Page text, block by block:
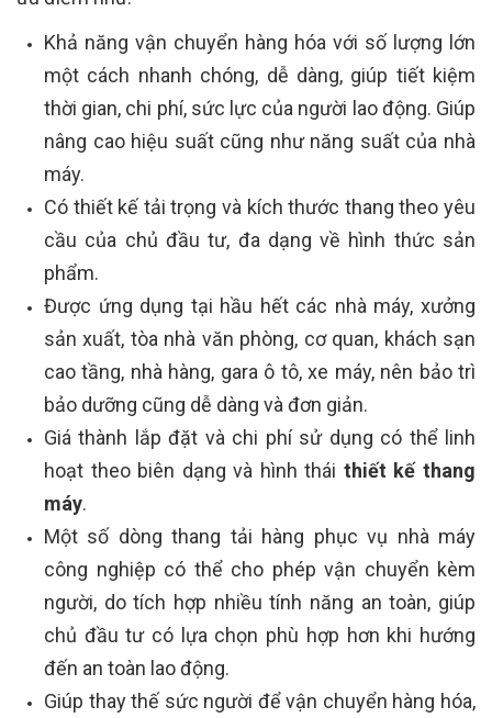
Khả năng vận chuyển hàng hóa với số lượng lớn
một cách nhanh chóng, dễ dàng, giúp tiết kiệm
thời gian, chi phí, sức lực của người lao động. Giúp
nâng cao hiệu suất cũng như năng suất của nhà
máy.
Có thiết kế tải trọng và kích thước thang theo yêu
cầu của chủ đầu tư, đa dạng về hình thức sản
phẩm.
Được ứng dụng tại hầu hết các nhà máy, xưởng
sản xuất, tòa nhà văn phòng, cơ quan, khách sạn
cao tầng, nhà hàng, gara ô tô, xe máy, nên bảo trì
bảo dưỡng cũng dễ dàng và đơn giản.
Giá thành lắp đặt và chi phí sử dụng có thể linh
hoạt theo biên dạng và hình thái thiết kế thang
máy.
Một số dòng thang tải hàng phục vụ nhà máy
công nghiệp có thể cho phép vận chuyển kèm
người, do tích hợp nhiều tính năng an toàn, giúp
chủ đầu tư có lựa chọn phù hợp hơn khi hướng
đến an toàn lao động.
Giúp thay thế sức người để vận chuyển hàng hóa,